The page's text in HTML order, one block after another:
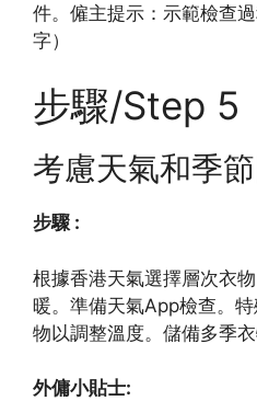
件。僱主提示：示範檢查
字）
步驟/Step 5
考慮天氣和季
步驟 :
根據香港天氣選擇層次衣
暖。準備天氣App檢查。
物以調整溫度。儲備多季衣
外傭小貼士: